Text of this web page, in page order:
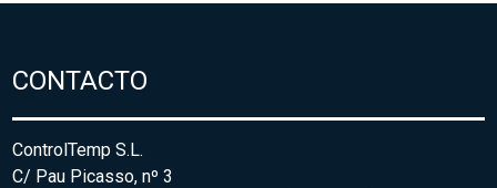
CONTACTO
ControlTemp S.L.
C/ Pau Picasso, nº 3